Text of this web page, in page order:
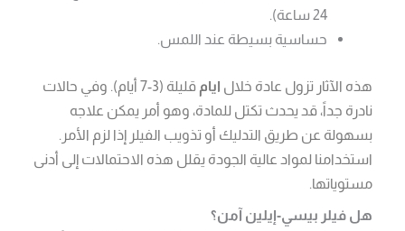
24 ساعة).
حساسية بسيطة عند اللمس.
هذه الآثار تزول عادة خلال ايام
قليلة (3-7 أيام). وفي حالات
نادرة جداً، قد يحدث تكتل للمادة، وهو أمر يمكن علاجه
بسهولة عن طريق التدليك أو تذويب الفيلر إذا لزم الأمر.
استخدامنا لمواد عالية الجودة يقلل هذه الاحتمالات إلى أدنى
مستوياتها.
هل فيلر بيسي-إيلين آمن؟